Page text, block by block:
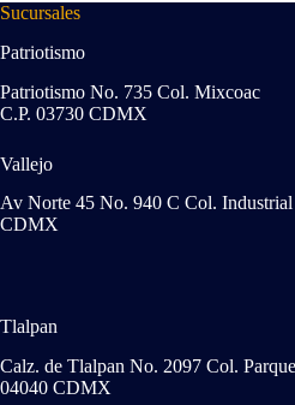
Sucursales
Patriotismo
Patriotismo No. 735 Col. Mixcoac
C.P. 03730 CDMX
Vallejo
Av Norte 45 No. 940 C Col.
CDMX
Tlalpan
Calz. de Tlalpan No. 2097 Col.
04040 CDMX